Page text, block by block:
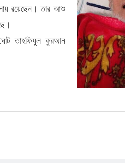
রয়েছেন। তার আশু
তাহফিযুল কুরআন